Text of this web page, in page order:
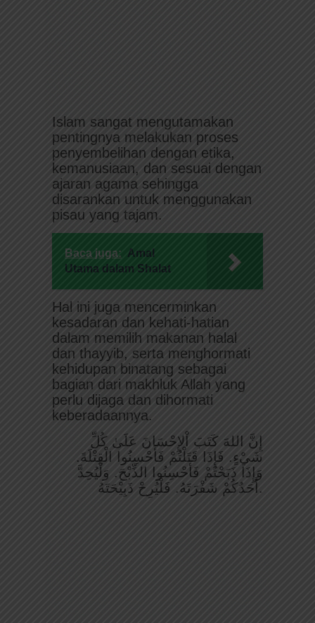
Islam sangat mengutamakan
pentingnya melakukan proses
penyembelihan dengan etika,
kemanusiaan, dan sesuai dengan
ajaran agama sehingga
disarankan untuk menggunakan
pisau yang tajam.
Baca juga: Amal
Utama dalam Shalat
Hal ini juga mencerminkan
kesadaran dan kehati-hatian
dalam memilih makanan halal
dan thayyib, serta menghormati
kehidupan binatang sebagai
bagian dari makhluk Allah yang
perlu dijaga dan dihormati
keberadaannya.
إِنَّ اللهَ كَتَبَ اْلإِحْسَانَ عَلَىٰ كُلِّ
شَيْءٍ. فَإِذَا قَتَلْتُمْ فَأَحْسِنُوا الْقِتْلَةَ.
وَإِذَا ذَبَحْتُمْ فَأَحْسِنُوا الذِّبْحَ. وَلْيُحِدَّ
أَحَدُكُمْ شَفْرَتَهُ. فَلْيُرِحْ ذَبِيْحَتَهُ.